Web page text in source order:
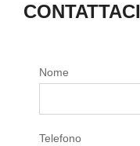
CONTATTACI
Nome
Telefono